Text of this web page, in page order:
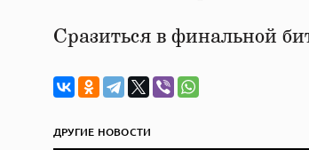
Сразиться в финальной
ДРУГИЕ НОВОСТИ